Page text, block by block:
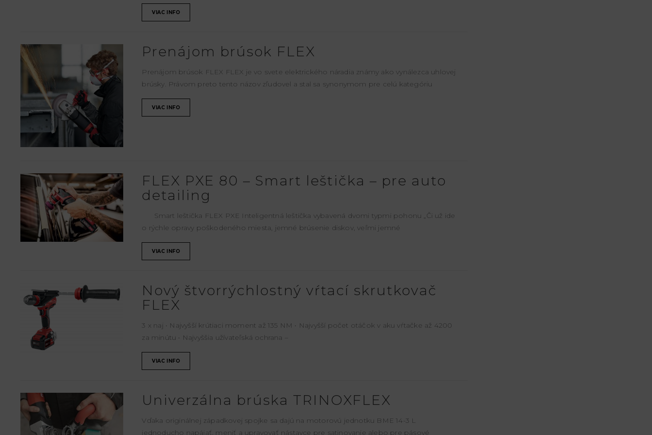
VIAC INFO
Prenájom brúsok FLEX
Prenájom brúsok FLEX FLEX je vo svete elektrického náradia známy ako vynálezca uhlovej
brúsky. Právom preto tento názov zľudovel a stal sa synonymom pre celú kategóriu
VIAC INFO
FLEX PXE 80 – Smart leštička – pre auto
detailing
Smart leštička FLEX PXE Inteligentná leštička vybavená dvomi typmi pohonu „Či už ide
o rýchle opravy poškodeného miesta, jemné brúsenie diskov, veľmi jemné
VIAC INFO
Nový štvorrýchlostný vŕtací skrutkovač
FLEX
3 x naj • Najvyšší krútiaci moment až 135 NM • Najvyšší počet otáčok v aku vŕtačke až 4200
za minútu • Najvyššia užívateľská ochrana –
VIAC INFO
Univerzálna brúska TRINOXFLEX
Vďaka originálnej západkovej spojke sa dajú na motorovú jednotku BME 14-3 L
jednoducho napájať, meniť a upravovať nástavce pre satinovanie alebo pre pásové